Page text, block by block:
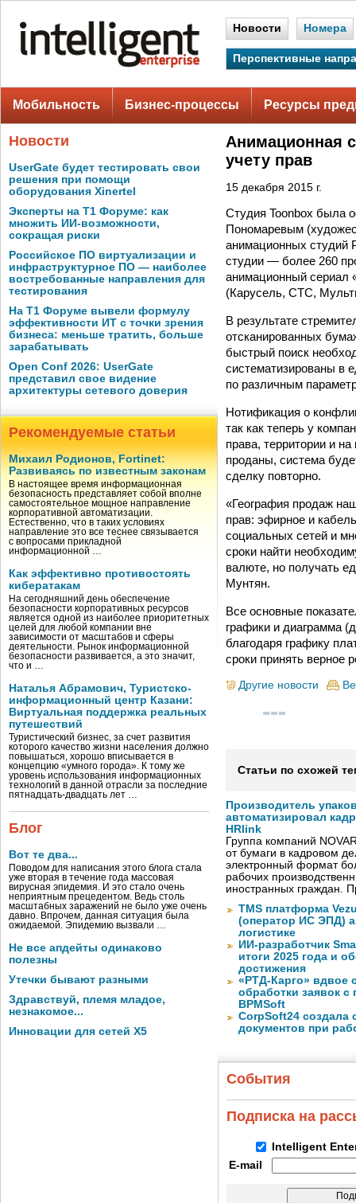
Новости Номера
Перспективные
Мобильность Бизнес-процессы Ресурсы
Новости
UserGate будет тестировать свои
решения при помощи
оборудования Xinertel
Эксперты на Т1 Форуме: как
множить ИИ-возможности,
сокращая риски
Российское ПО виртуализации и
инфраструктурное ПО — наиболее
востребованные направления для
тестирования
На Т1 Форуме вывели формулу
эффективности ИТ с точки зрения
бизнеса: меньше тратить, больше
зарабатывать
Open Conf 2026: UserGate
представил свое видение
архитектуры сетевого доверия
Рекомендуемые статьи
Михаил Родионов, Fortinet:
Развиваясь по известным законам
В настоящее время информационная
безопасность представляет собой вполне
самостоятельное мощное направление
корпоративной автоматизации.
Естественно, что в таких условиях
направление это все теснее связывается
с вопросами прикладной
информационной …
Как эффективно противостоять
кибератакам
На сегодняшний день обеспечение
безопасности корпоративных ресурсов
является одной из наиболее приоритетных
целей для любой компании вне
зависимости от масштабов и сферы
деятельности. Рынок информационной
безопасности развивается, а это значит,
что и …
Наталья Абрамович, Туристско-
информационный центр Казани:
Виртуальная поддержка реальных
путешествий
Туристический бизнес, за счет развития
которого качество жизни населения должно
повышаться, хорошо вписывается в
концепцию «умного города». К тому же
уровень использования информационных
технологий в данной отрасли за последние
пятнадцать-двадцать лет …
Блог
Вот те два...
Поводом для написания этого блога стала
уже вторая в течение года массовая
вирусная эпидемия. И это стало очень
неприятным прецедентом. Ведь столь
масштабных заражений не было уже очень
давно. Впрочем, данная ситуация была
ожидаемой. Эпидемию вызвали …
Не все апдейты одинаково
полезны
Утечки бывают разными
Здравствуй, племя младое,
незнакомое...
Инновации для сетей X5
Анимационная
учету прав
15 декабря 2015 г.
Студия Toonbox была
Пономаревым
анимационных студий
студии — более 260
анимационный сериал
(Карусель, СТС,
В результате
отсканированных
быстрый поиск
систематизированы в
по различным
Нотификация о
так как теперь у
права, территории и
проданы, система
сделку повторно.
«География продаж
прав: эфирное и
социальных сетей и
сроки найти
валюте, но получать
Мунтян.
Все основные
графики и диаграмма
благодаря графику
сроки принять верное
Другие новости
Статьи по схожей
Производитель
автоматизировал
HRlink
Группа компаний
от бумаги в кадровом
электронный формат
рабочих
иностранных граждан.
TMS платформа
(оператор ИС ЭПД)
логистике
ИИ-разработчик
итоги 2025 года и
достижения
«РТД-Карго» вдвое
обработки заявок
BPMSoft
CorpSoft24 создала
документов при
События
Подписка на
Intelligent
E-mail